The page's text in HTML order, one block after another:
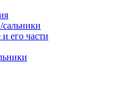
его части